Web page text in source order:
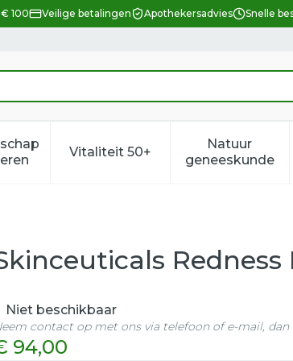
100 Veilige betalingen Apothekersadvies Snelle
en hygiëne categorie
voeding en vitamines categorie
submenu voor Zwangerschap en
Vitaliteit 50+Toon submenu voor
Natuur
geneeskunde
Toon
Correct 50ml
94,00
Niet beschikbaar
contact op met ons via telefoon of e-mail,